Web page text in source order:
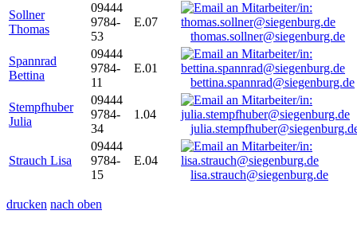
Sollner
Thomas
09444
9784-
53
E.07
thomas.sollner@siegenburg.de
Spannrad
Bettina
09444
9784-
11
E.01
bettina.spannrad@siegenburg.de
Stempfhuber
Julia
09444
9784-
34
1.04
Strauch Lisa
09444
9784-
15
E.04
lisa.strauch@siegenburg.de
drucken nach oben